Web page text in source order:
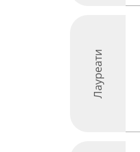
Лауреати